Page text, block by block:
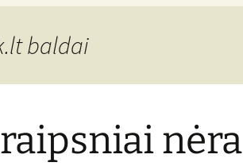
baldai
nėra